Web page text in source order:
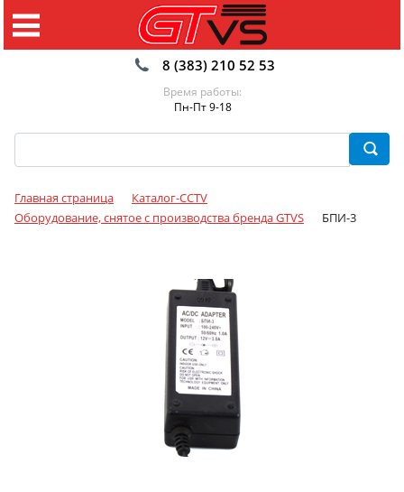
8 (383) 210 52 53
Время работы:
Пн-Пт 9-18
Главная страница
Каталог-CCTV
Оборудование, снятое с производства бренда GTVS
БПИ-3